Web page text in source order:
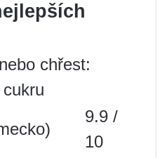
chřest:
9.9 /
10